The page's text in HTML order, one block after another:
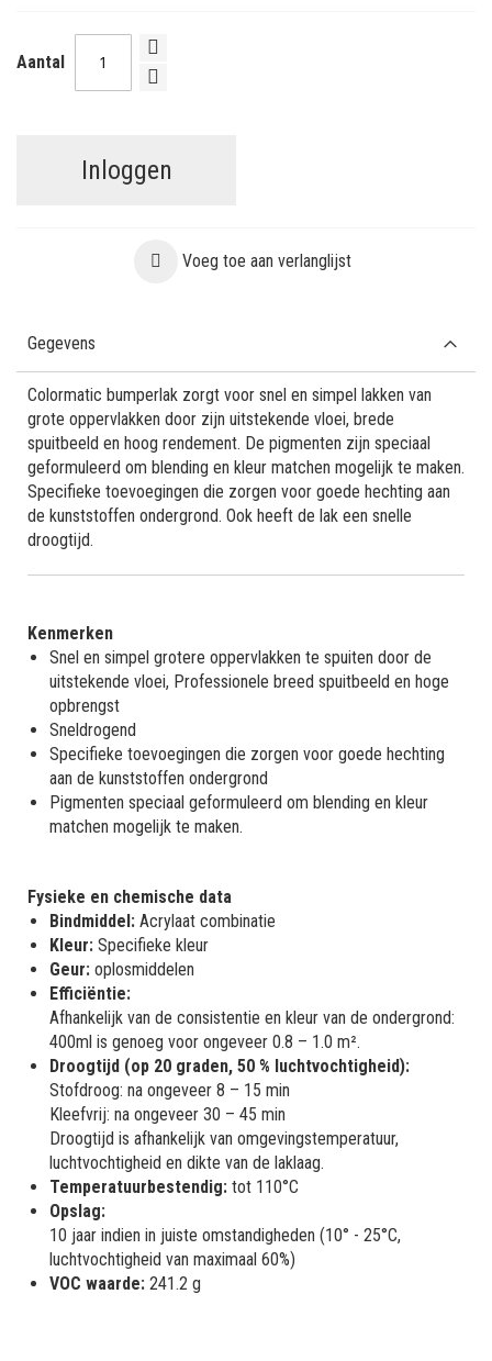
Aantal
Inloggen
Voeg toe aan verlanglijst
Gegevens
Colormatic bumperlak zorgt voor snel en simpel lakken van
grote oppervlakken door zijn uitstekende vloei, brede
spuitbeeld en hoog rendement. De pigmenten zijn speciaal
geformuleerd om blending en kleur matchen mogelijk te maken.
Specifieke toevoegingen die zorgen voor goede hechting aan
de kunststoffen ondergrond. Ook heeft de lak een snelle
droogtijd.
Kenmerken
Snel en simpel grotere oppervlakken te spuiten door de
uitstekende vloei, Professionele breed spuitbeeld en hoge
opbrengst
Sneldrogend
Specifieke toevoegingen die zorgen voor goede hechting
aan de kunststoffen ondergrond
Pigmenten speciaal geformuleerd om blending en kleur
matchen mogelijk te maken.
Fysieke en chemische data
Bindmiddel: Acrylaat combinatie
Kleur: Specifieke kleur
Geur: oplosmiddelen
Efficiëntie:
Afhankelijk van de consistentie en kleur van de ondergrond:
400ml is genoeg voor ongeveer 0.8 – 1.0 m².
Droogtijd (op 20 graden, 50 % luchtvochtigheid):
Stofdroog: na ongeveer 8 – 15 min
Kleefvrij: na ongeveer 30 – 45 min
Droogtijd is afhankelijk van omgevingstemperatuur,
luchtvochtigheid en dikte van de laklaag.
Temperatuurbestendig: tot 110°C
Opslag:
10 jaar indien in juiste omstandigheden (10° - 25°C,
luchtvochtigheid van maximaal 60%)
VOC waarde: 241.2 g